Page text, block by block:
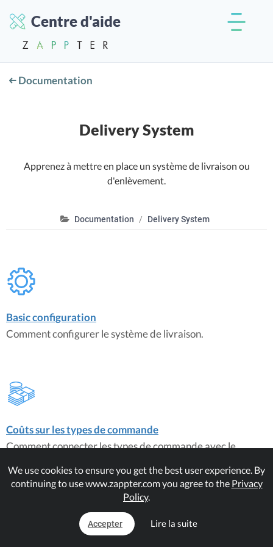
Centre d'aide
Documentation
Delivery System
Apprenez à mettre en place un système de livraison ou
d'enlèvement.
Documentation Delivery System
Basic configuration
Comment configurer le système de livraison.
Coûts sur les types de commande
Comment connecter les types de commande avec le
We use cookies to ensure you get the best user experience. By
continuing to use www.zappter.com you agree to the Privacy
Policy.
Accepter Lire la suite